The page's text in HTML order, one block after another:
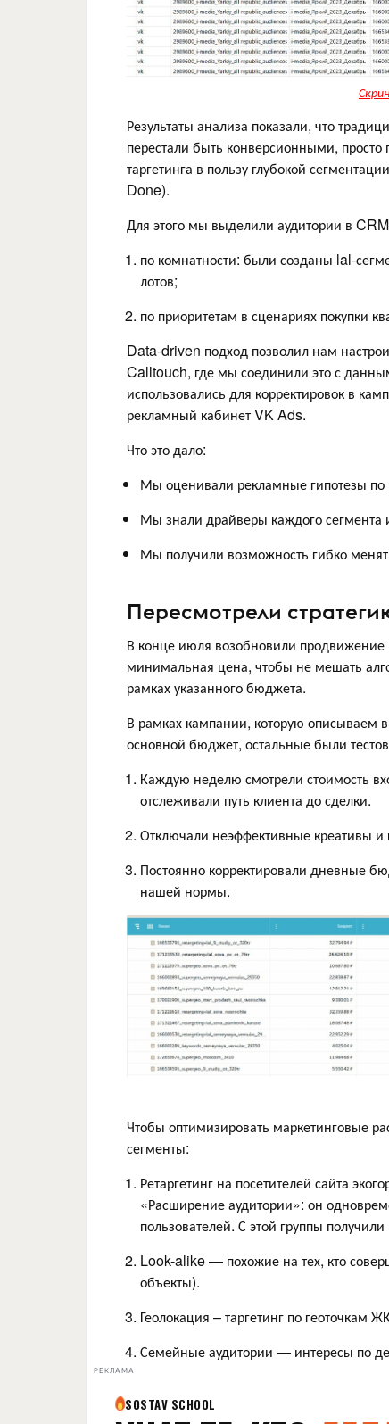
Результаты анализа показали, что
перестали быть конверсионными, просто
таргетинга в пользу глубокой
Done).
Для этого мы выделили аудитории в
по комнатности: были созданы lal-
лотов;
по приоритетам в сценариях покупки
Data-driven подход позволил нам
Calltouch, где мы соединили это с
использовались для корректировок в
рекламный кабинет VK Ads.
Что это дало:
Мы оценивали рекламные гипотезы по
Мы знали драйверы каждого сегмента
Мы получили возможность гибко
Пересмотрели
В конце июля возобновили
минимальная цена, чтобы не мешать
рамках указанного бюджета.
В рамках кампании, которую описываем
основной бюджет, остальные были
Каждую неделю смотрели стоимость
отслеживали путь клиента до сделки.
Отключали неэффективные креативы
Постоянно корректировали дневные
нашей нормы.
Чтобы оптимизировать маркетинговые
сегменты:
Ретаргетинг на посетителей сайта
«Расширение аудитории»: он
пользователей. С этой группы
Look-alike — похожие на тех, кто
объекты).
Геолокация – таргетинг по геоточкам
Семейные аудитории — интересы по
РЕКЛАМА